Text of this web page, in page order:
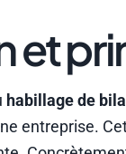
et
habillage de
entreprise.